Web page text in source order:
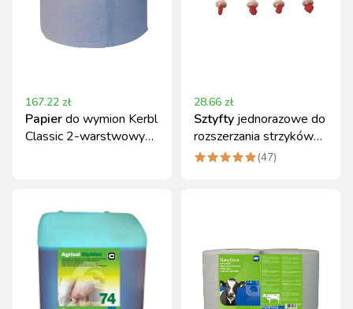
167.22 zł
Papierdo wymion Kerbl
Classic 2-warstwowy
28.66 zł
Sztyfty jednorazowe do
rozszerzania strzyków
4,5 cm 10 szt. Kerbl
(47)